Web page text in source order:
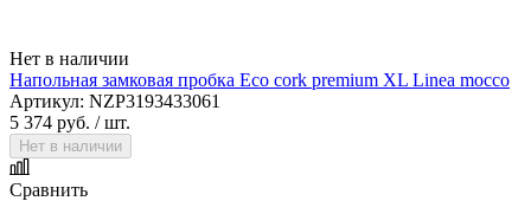
Нет в наличии
Напольная замковая пробка Eco cork premium XL Linea mocco
Артикул: NZP3193433061
5 374 руб. / шт.
Нет в наличии
Сравнить